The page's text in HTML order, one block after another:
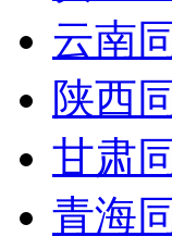
云南
陕西
甘肃
青海